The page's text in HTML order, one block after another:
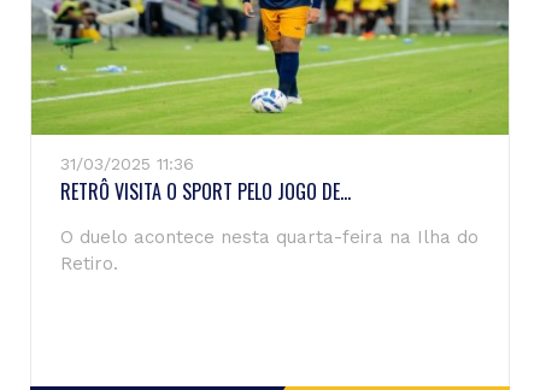
31/03/2025 11:36
RETRÔ VISITA O SPORT PELO JOGO DE...
O duelo acontece nesta quarta-feira na Ilha do
Retiro.